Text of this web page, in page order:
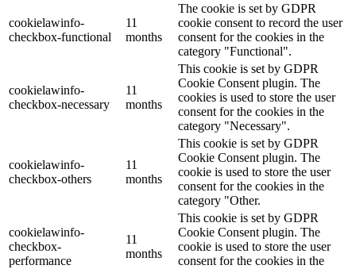
cookielawinfo-
checkbox-functional
11
months
The cookie is set by GDPR
cookie consent to record the user
consent for the cookies in the
category "Functional".
cookielawinfo-
checkbox-necessary
11
months
This cookie is set by GDPR
Cookie Consent plugin. The
cookies is used to store the user
consent for the cookies in the
category "Necessary".
cookielawinfo-
checkbox-others
11
months
This cookie is set by GDPR
Cookie Consent plugin. The
cookie is used to store the user
consent for the cookies in the
category "Other.
cookielawinfo-
checkbox-
performance
11
months
This cookie is set by GDPR
Cookie Consent plugin. The
cookie is used to store the user
consent for the cookies in the